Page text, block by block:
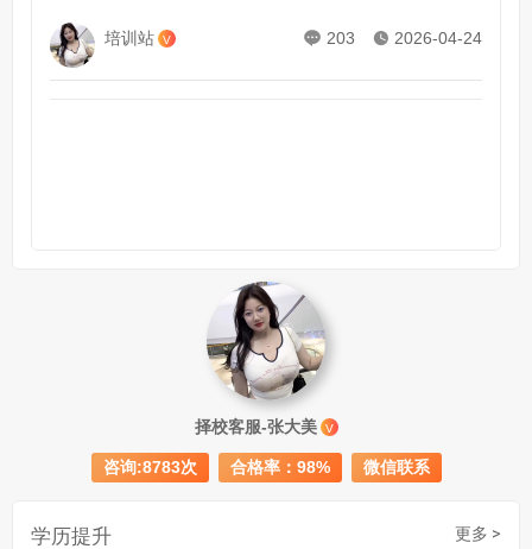
培训站 V 2026-04-24
203
择校客服-张大美 V
咨询:8783次 合格率：98% 微信联系
学历提升 更多 >
成人初中文凭怎么提升学历 740
成人大专学历提升多少钱 367
30岁想提升自己的学历